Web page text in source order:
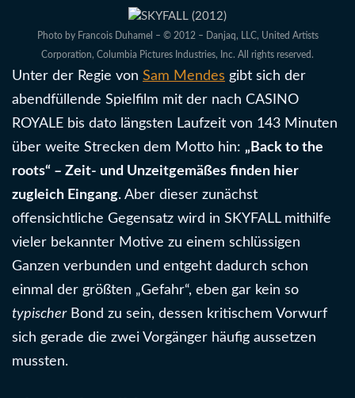
Photo by Francois Duhamel – © 2012 – Danjaq, LLC, United Artists
Corporation, Columbia Pictures Industries, Inc. All rights reserved.
Unter der Regie von Sam Mendes gibt sich der
abendfüllende Spielfilm mit der nach CASINO
ROYALE bis dato längsten Laufzeit von 143 Minuten
über weite Strecken dem Motto hin: „Back to the
roots“ – Zeit- und Unzeitgemäßes finden hier
zugleich Eingang. Aber dieser zunächst
offensichtliche Gegensatz wird in SKYFALL mithilfe
vieler bekannter Motive zu einem schlüssigen
Ganzen verbunden und entgeht dadurch schon
einmal der größten „Gefahr“, eben gar kein so
typischerBond zu sein, dessen kritischem Vorwurf
sich gerade die zwei Vorgänger häufig aussetzen
mussten.